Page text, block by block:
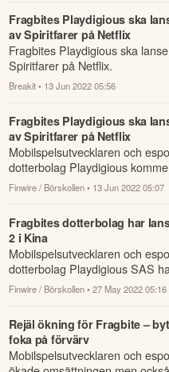
Fragbites Playdigious ska
av Spiritfarer på Netflix
Fragbites Playdigious ska
Spiritfarer på Netflix.
Breakit • 13 Jun 2022 05:56
Fragbites Playdigious ska
av Spiritfarer på Netflix
Mobilspelsutvecklaren och
dotterbolag Playdigious
en mobilversion av Spiritfarer
Finwire / Börskollen • 13 Jun 2022 05:07
Fragbites dotterbolag har
2 i Kina
Mobilspelsutvecklaren och
dotterbolag Playdigious SAS
Evoland 2 i Kina.
Finwire / Börskollen • 27 May 2022 05:16
Rejäl ökning för Fragbite –
foka på förvärv
Mobilspelsutvecklaren och